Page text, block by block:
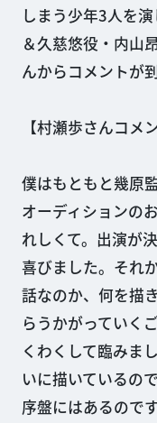
しまう少年3人を
＆久慈悠役・内山
んからコメントが
【村瀬歩さんコメ
僕はもともと幾原
オーディションの
れしくて。出演が
喜びました。それ
話なのか、何を描
らうかがっていく
くわくして臨みま
いに描いているの
序盤にはあるので